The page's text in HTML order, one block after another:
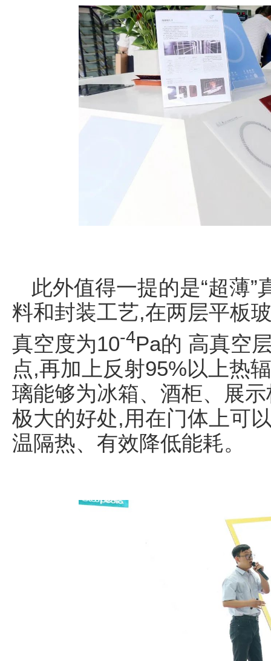
此外值得一提的是“超薄
料和封装工艺,在两层平板
真空度为10-4Pa的 高真空
点,再加上反射95%以上热
璃能够为冰箱、酒柜、展
极大的好处,用在门体上可
温隔热、有效降低能耗。